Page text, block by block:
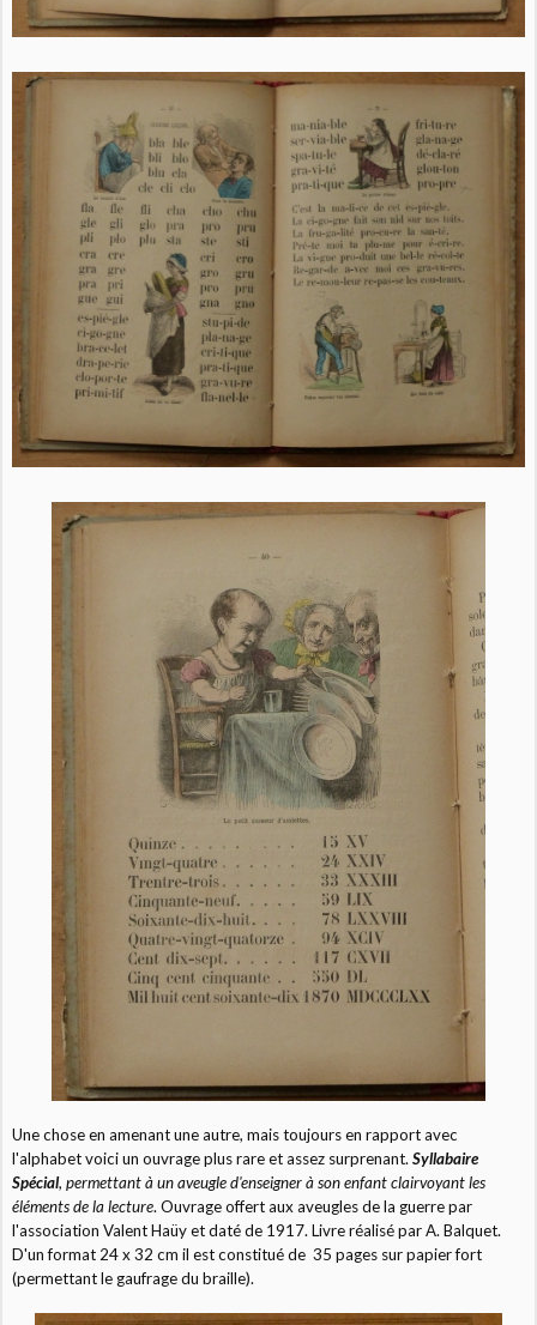
Une chose en amenant une autre, mais toujours en rapport avec
l'alphabet voici un ouvrage plus rare et assez surprenant.Syllabaire
Spécial,permettant à un aveugle d'enseigner à son enfant clairvoyant les
éléments de la lecture. Ouvrage offert aux aveugles de la guerre par
l'association Valent Haüy et daté de 1917. Livre réalisé par A. Balquet.
D'un format 24 x 32 cm il est constitué de 35 pages sur papier fort
(permettant le gaufrage du braille).